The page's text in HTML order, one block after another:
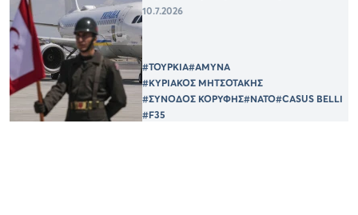
10.7.2026
#ΤΟΥΡΚΙΑ#ΑΜΥΝΑ
#ΚΥΡΙΑΚΟΣ ΜΗΤΣΟΤΑΚΗΣ
#ΣΥΝΟΔΟΣ ΚΟΡΥΦΗΣ#ΝΑΤΟ#CASUS BELLI
#F35